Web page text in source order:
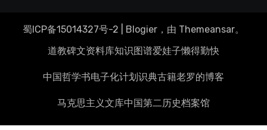
蜀ICP备15014327号-2 Blogier ，由 Themeansar。
道教碑文资料库知识图谱爱娃子懒得勤快
中国哲学书电子化计划识典古籍老罗的博客
马克思主义文库中国第二历史档案馆